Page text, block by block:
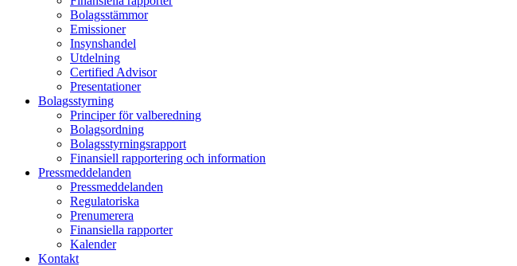
Bolagsstämmor
Emissioner
Insynshandel
Utdelning
Certified Advisor
Presentationer
Bolagsstyrning
Principer för valberedning
Bolagsordning
Bolagsstyrningsrapport
Finansiell rapportering och information
Pressmeddelanden
Pressmeddelanden
Regulatoriska
Prenumerera
Finansiella rapporter
Kalender
Kontakt